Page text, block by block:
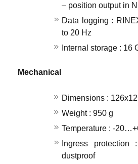
– position output in
Data logging :
to 20 Hz
Internal storage : 16
Mechanical
Dimensions :
Weight : 950 g
Temperature : -
Ingress
dustproof